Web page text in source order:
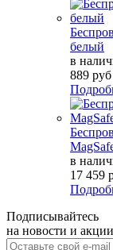
белый
в
889 руб
в
17 459
Подписывайтесь
на новости и акции